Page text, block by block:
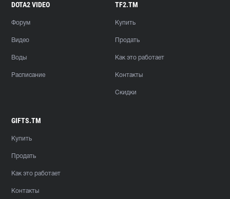
DOTA2 VIDEO
Форум
Видео
Воды
Расписание
TF2.TM
Купить
Продать
Как это работает
Контакты
Скидки
GIFTS.TM
Купить
Продать
Как это работает
Контакты